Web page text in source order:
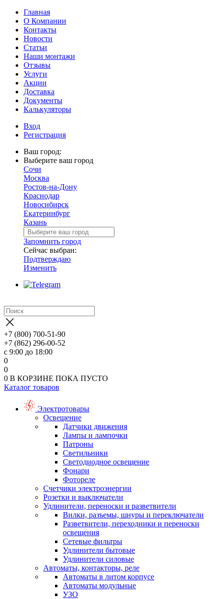
Главная
О Компании
Контакты
Новости
Статьи
Наши монтажи
Отзывы
Услуги
Акции
Доставка
Документы
Калькуляторы
Вход
Регистрация
Ваш город:
Выберите ваш город
Сочи
Москва
Ростов-на-Дону
Краснодар
Новосибирск
Екатеринбург
Казань
Запомнить город
Сейчас выбран:
Подтверждаю
Изменить
+7 (800) 700-51-90
+7 (862) 296-00-52
с 9:00 до 18:00
0
0
0 В КОРЗИНЕ ПОКА ПУСТО
Каталог товаров
Электротовары
Освещение
Датчики движения
Лампы и лампочки
Патроны
Светильники
Светодиодное освещение
Фонари
Фотореле
Счетчики электроэнергии
Розетки и выключатели
Удлинители, переноски и разветвители
Вилки, разъемы, шнуры и переключатели
Разветвители, переходники и переноски
освещения
Сетевые фильтры
Удлинители бытовые
Удлинители силовые
Автоматы, контакторы, реле
Автоматы в литом корпусе
Автоматы модульные
УЗО